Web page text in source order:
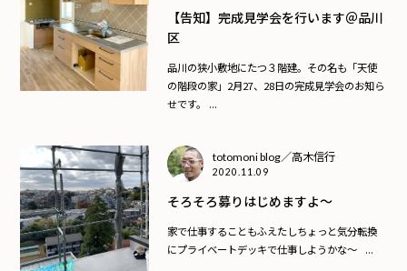
【告知】完成見学会を行います＠品川
区
品川の狭小敷地にたつ３階建。その名も「天使
の階段の家」2月27、28日の完成見学会のお知ら
せです。 ...
totomoni blog／高木信行
2020.11.09
そろそろ募りはじめますよ〜
家で仕事することもふえたしちょっと気分転換
にプライベートデッキで仕事しようかな〜 ...